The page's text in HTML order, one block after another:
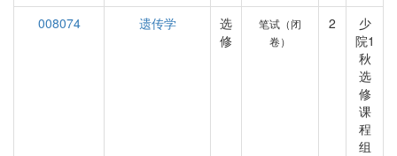
008074
遗传学
选
修
笔试（闭
卷）
2
少
院1
秋
选
修
课
程
组